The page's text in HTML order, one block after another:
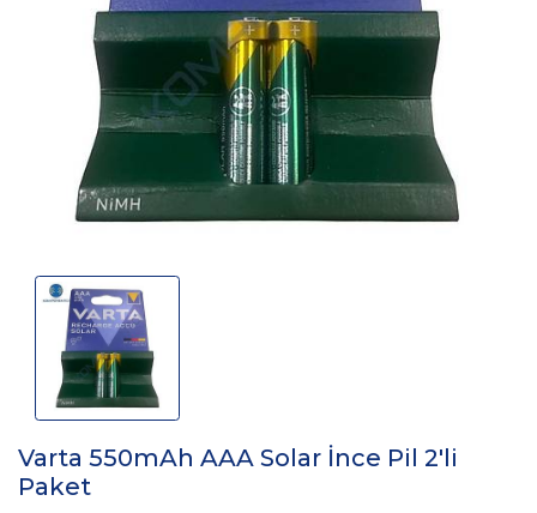
Varta 550mAh AAA Solar İnce Pil 2'li
Paket